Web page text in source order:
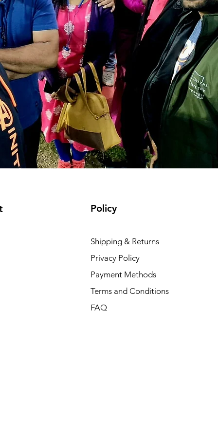
Policy
Shipping & Returns
Privacy Policy
Payment Methods
Terms and Conditions
FAQ